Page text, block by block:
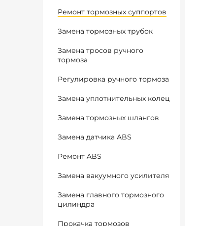
Ремонт тормозных суппортов
Замена тормозных трубок
Замена тросов ручного
тормоза
Регулировка ручного тормоза
Замена уплотнительных колец
Замена тормозных шлангов
Замена датчика ABS
Ремонт ABS
Замена вакуумного усилителя
Замена главного тормозного
цилиндра
Прокачка тормозов